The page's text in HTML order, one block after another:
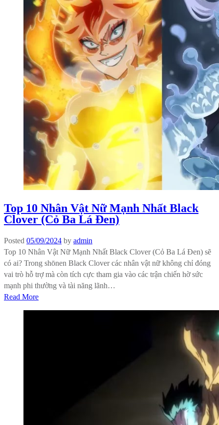
Top 10 Nhân Vật Nữ Mạnh Nhất Black
Clover (Cỏ Ba Lá Đen)
Posted 05/09/2024 by admin
Top 10 Nhân Vật Nữ Mạnh Nhất Black Clover (Cỏ Ba Lá Đen) sẽ
có ai? Trong shōnen Black Clover các nhân vật nữ không chỉ đóng
vai trò hỗ trợ mà còn tích cực tham gia vào các trận chiến hờ sức
mạnh phi thường và tài năng lãnh…
Read More